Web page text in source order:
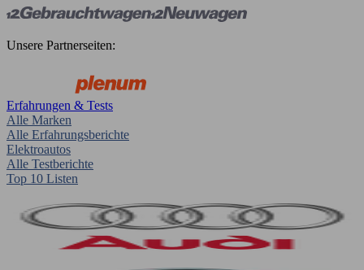
Unsere Partnerseiten:
Erfahrungen & Tests
Alle Marken
Alle Erfahrungsberichte
Elektroautos
Alle Testberichte
Top 10 Listen